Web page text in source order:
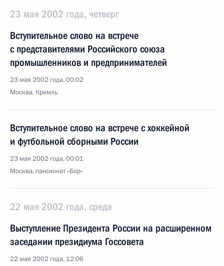
23 мая 2002 года, четверг
Вступительное слово на встрече
с представителями Российского союза
промышленников и предпринимателей
23 мая 2002 года, 00:02
Москва, Кремль
Вступительное слово на встрече с хоккейной
и футбольной сборными России
23 мая 2002 года, 00:01
Москва, пансионат «Бор»
22 мая 2002 года, среда
Выступление Президента России на расширенном
заседании президиума Госсовета
22 мая 2002 года, 12:06